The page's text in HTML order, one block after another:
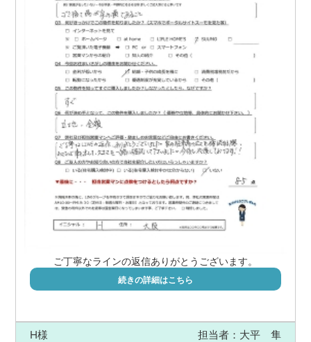
ご丁寧なラインの返信ありがとうございます。
続きの詳細はこちら
H様 担当者：大平 隼